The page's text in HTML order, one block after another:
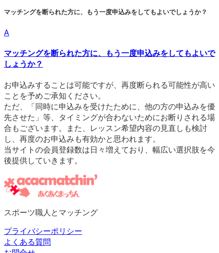
マッチングを断られた方に、もう一度申込みをしてもよいでしょうか？
A
マッチングを断られた方に、もう一度申込みをしてもよいで
しょうか？
お申込みすることは可能ですが、再度断られる可能性が高い
ことを予めご承知ください。
ただ、「同時に申込みを受けたために、他の方の申込みを優
先させた」等、タイミングが合わないためにお断りされる場
合もございます。また、レッスン希望内容の見直しも検討
し、再度のお申込みも有効かと思われます。
当サイトの会員登録数は日々増えており、幅広い選択肢を今
後提供していきます。
スポーツ職人とマッチング
プライバシーポリシー
よくある質問